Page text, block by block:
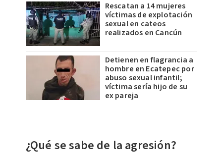
Rescatan a 14 mujeres
víctimas de explotación
sexual en cateos
realizados en Cancún
Detienen en flagrancia a
hombre en Ecatepec por
abuso sexual infantil;
víctima sería hijo de su
ex pareja
¿Qué se sabe de la agresión?